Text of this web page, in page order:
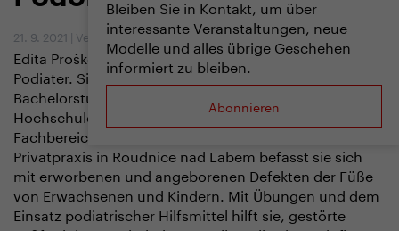
Bleiben Sie in Kontakt, um über
interessante Veranstaltungen, neue
Modelle und alles übrige Geschehen
informiert zu bleiben.
Abonnieren
21. 9. 2021 | Vendula Kosíková
Edita Prošková - physiotherapeutin, Podologin und
Podiater. Sie absolvierte ein Physiotherapie-
Bachelorstudium an der Tschechischen Technischen
Hochschule (ČVUT) und bildete sich weiter im
Fachbereich Podiatrie und Podologie. In ihrer
Privatpraxis in Roudnice nad Labem befasst sie sich
mit erworbenen und angeborenen Defekten der Füße
von Erwachsenen und Kindern. Mit Übungen und dem
Einsatz podiatrischer Hilfsmittel hilft sie, gestörte